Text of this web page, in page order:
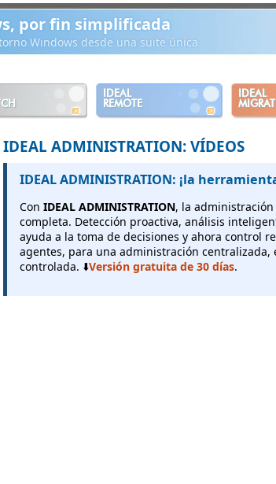
por fin simplificada
Windows desde una suite única
IDEAL
REMOTE
IDEAL
IDEAL ADMINISTRATION: VÍDEOS
IDEAL ADMINISTRATION: ¡la
ConIDEAL ADMINISTRATION, la
completa. Detección proactiva, análisis
ayuda a la toma de decisiones y ahora control
agentes, para una administración centralizada,
controlada. ⬇️Versión gratuita de 30 días.